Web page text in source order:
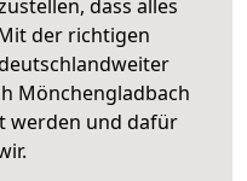
dass alles
der richtigen
Mönchengladbach
werden und dafür